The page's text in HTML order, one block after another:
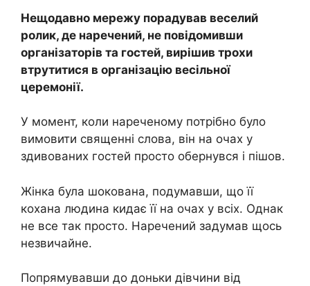
Нещодавно мережу порадував веселий
ролик, де наречений, не повідомивши
організаторів та гостей, вирішив трохи
втрутитися в організацію весільної
церемонії.
У момент, коли нареченому потрібно було
вимовити священні слова, він на очах у
здивованих гостей просто обернувся і пішов.
Жінка була шокована, подумавши, що її
кохана людина кидає її на очах у всіх. Однак
не все так просто. Наречений задумав щось
незвичайне.
Попрямувавши до доньки дівчини від